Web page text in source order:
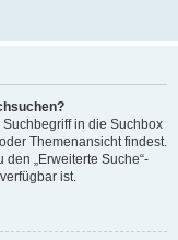
in die Suchbox
Themenansicht findest.
„Erweiterte Suche“-
ist.